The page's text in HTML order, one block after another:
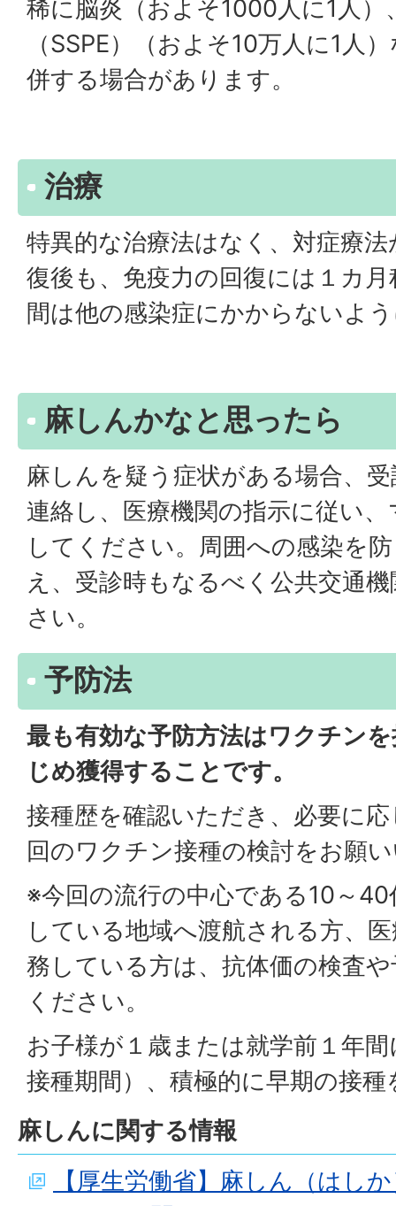
稀に脳炎（およそ1000人に1人）
（SSPE）（およそ10万人に1人
併する場合があります。
治療
特異的な治療法はなく、対症療
復後も、免疫力の回復には１カ
間は他の感染症にかからないよ
麻しんかなと思ったら
麻しんを疑う症状がある場合、
連絡し、医療機関の指示に従い
してください。周囲への感染を
え、受診時もなるべく公共交通
さい。
予防法
最も有効な予防方法はワクチン
じめ獲得することです。
接種歴を確認いただき、必要に
回のワクチン接種の検討をお願
※今回の流行の中心である10～
している地域へ渡航される方、
務している方は、抗体価の検査
ください。
お子様が１歳または就学前１年
接種期間）、積極的に早期の接
麻しんに関する情報
【厚生労働省】麻しん（はし